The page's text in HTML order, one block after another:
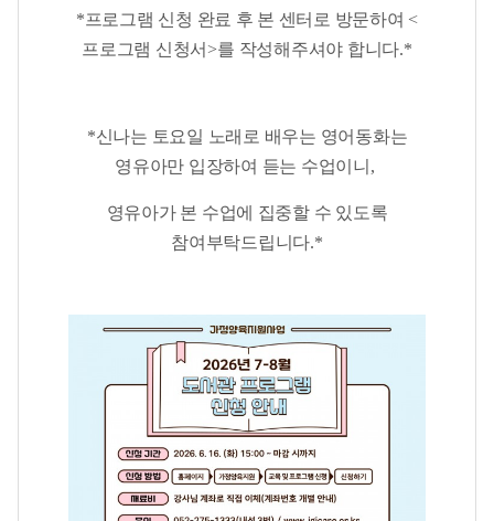
*프로그램 신청 완료 후 본 센터로 방문하여 <
프로그램 신청서>를 작성해주셔야 합니다.*
*신나는 토요일 노래로 배우는 영어동화는
영유아만 입장하여 듣는 수업이니 ,
영유아가 본 수업에 집중할 수 있도록
참여부탁드립니다.*